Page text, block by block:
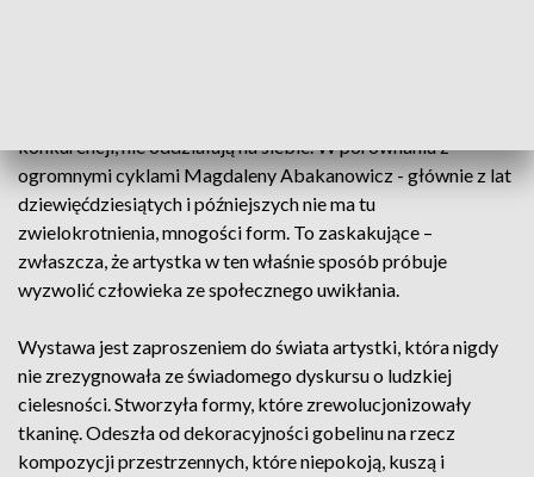
konkurencji, nie oddziałują na siebie. W porównaniu z
ogromnymi cyklami Magdaleny Abakanowicz - głównie z lat
dziewięćdziesiątych i późniejszych nie ma tu
zwielokrotnienia, mnogości form. To zaskakujące –
zwłaszcza, że artystka w ten właśnie sposób próbuje
wyzwolić człowieka ze społecznego uwikłania.
Wystawa jest zaproszeniem do świata artystki, która nigdy
nie zrezygnowała ze świadomego dyskursu o ludzkiej
cielesności. Stworzyła formy, które zrewolucjonizowały
tkaninę. Odeszła od dekoracyjności gobelinu na rzecz
kompozycji przestrzennych, które niepokoją, kuszą i